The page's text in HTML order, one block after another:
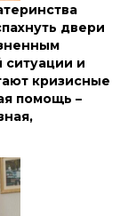
двери
ситуации и
кризисные
помощь –